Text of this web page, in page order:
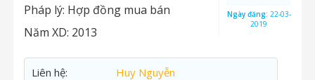
Pháp lý: Hợp đồng mua bán
Năm XD: 2013
Ngày đăng: 22-03-
2019
Liên hệ:
Huy Nguyễn